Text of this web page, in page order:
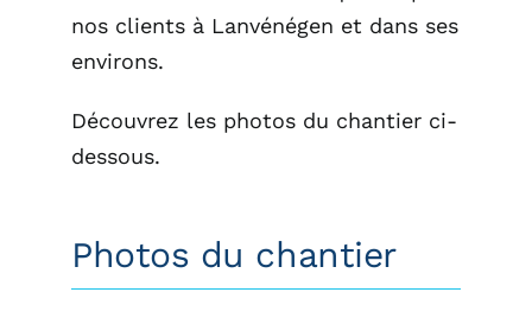
nos clients à Lanvénégen et dans ses
environs.
Découvrez les photos du chantier ci-
dessous.
Photos du chantier